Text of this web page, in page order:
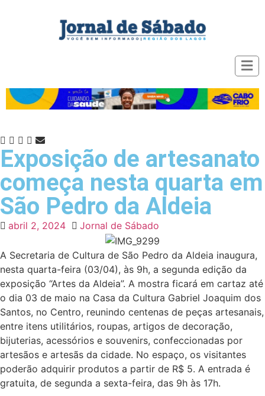
Exposição de artesanato
começa nesta quarta em
São Pedro da Aldeia
abril 2, 2024 Jornal de Sábado
A Secretaria de Cultura de São Pedro da Aldeia inaugura,
nesta quarta-feira (03/04), às 9h, a segunda edição da
exposição “Artes da Aldeia”. A mostra ficará em cartaz até
o dia 03 de maio na Casa da Cultura Gabriel Joaquim dos
Santos, no Centro, reunindo centenas de peças artesanais,
entre itens utilitários, roupas, artigos de decoração,
bijuterias, acessórios e souvenirs, confeccionadas por
artesãos e artesãs da cidade. No espaço, os visitantes
poderão adquirir produtos a partir de R$ 5. A entrada é
gratuita, de segunda a sexta-feira, das 9h às 17h.